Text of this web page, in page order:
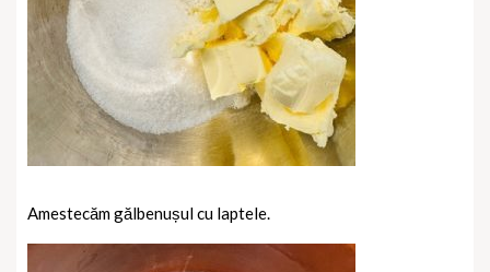
Amestecăm gălbenușul cu laptele.